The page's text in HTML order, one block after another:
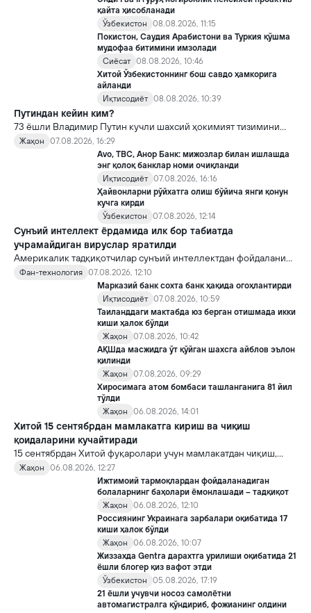
қайта ҳисобланади
Ўзбекистон
08.08.2026, 11:15
Покистон, Саудия Арабистони ва Туркия қўшма
мудофаа битимини имзолади
Сиёсат 08.08.2026, 10:46
Хитой Ўзбекистоннинг бош савдо ҳамкорига
айланди
Иқтисодиёт 08.08.2026, 10:39
Путиндан кейин ким?
73 ёшли Владимир Путин кучли шахсий ҳокимият тизимини
яратди, аммо ундан кейин ким келиши ва ҳокимиятни
топшириш механизми ҳали ноаниқ. Таҳлилчилар фикрича, бу
Кремлда ворислик жангига олиб келиши мумкин.
Жаҳон
07.08.2026, 16:29
Avo, TBC, Анор Банк: мижозлар билан ишлашда
энг қолоқ банклар номи очиқланди
Иқтисодиёт 07.08.2026, 16:16
Ҳайвонларни рўйхатга олиш бўйича янги қонун
кучга кирди
Ўзбекистон
07.08.2026, 12:14
Сунъий интеллект ёрдамида илк бор табиатда
учрамайдиган вируслар яратилди
Америкалик тадқиқотчилар сунъий интеллектдан фойдаланиб
16 та вирус яратди. Бу кашфиёт янги ютуқларга умид уйғотиш
билан бирга, ундан нотўғри мақсадда фойдаланиш борасидаги
хавотирларни ҳам кучайтирмоқда.
Фан-технология 07.08.2026, 12:10
Марказий банк сохта банк ҳақида огоҳлантирди
Иқтисодиёт 07.08.2026, 10:59
Таиланддаги мактабда юз берган отишмада икки
киши ҳалок бўлди
Жаҳон
07.08.2026, 10:42
АҚШда масжидга ўт қўйган шахсга айблов эълон
қилинди
Жаҳон
07.08.2026, 09:29
Хиросимага атом бомбаси ташланганига 81 йил
тўлди
Жаҳон
06.08.2026, 14:01
Хитой 15 сентябрдан мамлакатга кириш ва чиқиш
қоидаларини кучайтиради
15 сентябрдан Хитой фуқаролари учун мамлакатдан чиқиш,
хорижликлар учун эса Хитойга кириш тартиби бўйича янги
қоидалар кучга киради.
Жаҳон
06.08.2026, 12:27
Ижтимоий тармоқлардан фойдаланадиган
болаларнинг баҳолари ёмонлашади – тадқиқот
Жаҳон
06.08.2026, 12:10
Россиянинг Украинага зарбалари оқибатида 17
киши ҳалок бўлди
Жаҳон
06.08.2026, 10:07
Жиззахда Gentra дарахтга урилиши оқибатида 21
ёшли блогер қиз вафот этди
Ўзбекистон
05.08.2026, 17:19
21 ёшли учувчи носоз самолётни
автомагистралга қўндириб, фожианинг олдини